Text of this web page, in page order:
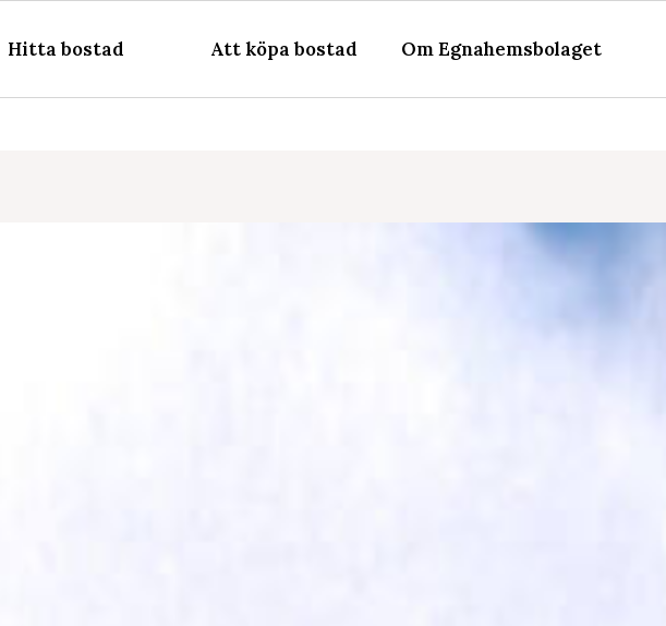
Hitta bostad Att köpa bostad Om Egnahemsbolaget